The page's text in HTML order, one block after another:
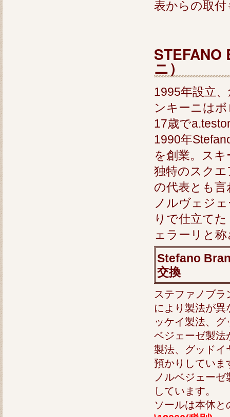
表からの取
STEFANO
ニ）
1995年設立
ンキーニは
17歳で
1990年
を創業。ス
独特のスク
の代表とも
ノルヴェジ
りで仕立て
ェラーリと
Stefano
交換
ステファノブ
により製法が
ッケイ製法、
ベジェーゼ製法
製法、グッドイ
預かりしていま
ノルベジェー
しています。
ソールは本体